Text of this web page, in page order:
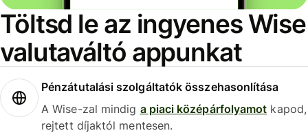
Töltsd le az ingyenes Wise
valutaváltó appunkat
Pénzátutalási szolgáltatók összehasonlítása
A Wise-zal mindig a piaci középárfolyamot kapod,
rejtett díjaktól mentesen.